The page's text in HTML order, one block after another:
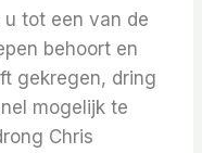
tot een van de
behoort en
gekregen, dring
mogelijk te
Chris